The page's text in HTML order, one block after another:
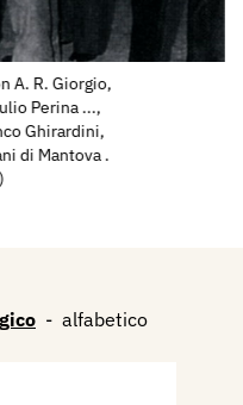
A. R. Giorgio,
Perina ...,
Ghirardini,
di Mantova .
- alfabetico